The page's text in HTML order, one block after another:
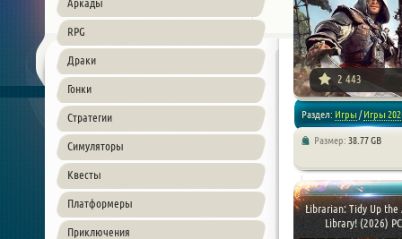
Аркады
RPG
Драки
Гонки
Стратегии
Симуляторы
Квесты
Платформеры
Приключения
2 443
Раздел: Игры/Игры
Размер: 38.77 GB
Librarian: Tidy Up the
Library! (2026)